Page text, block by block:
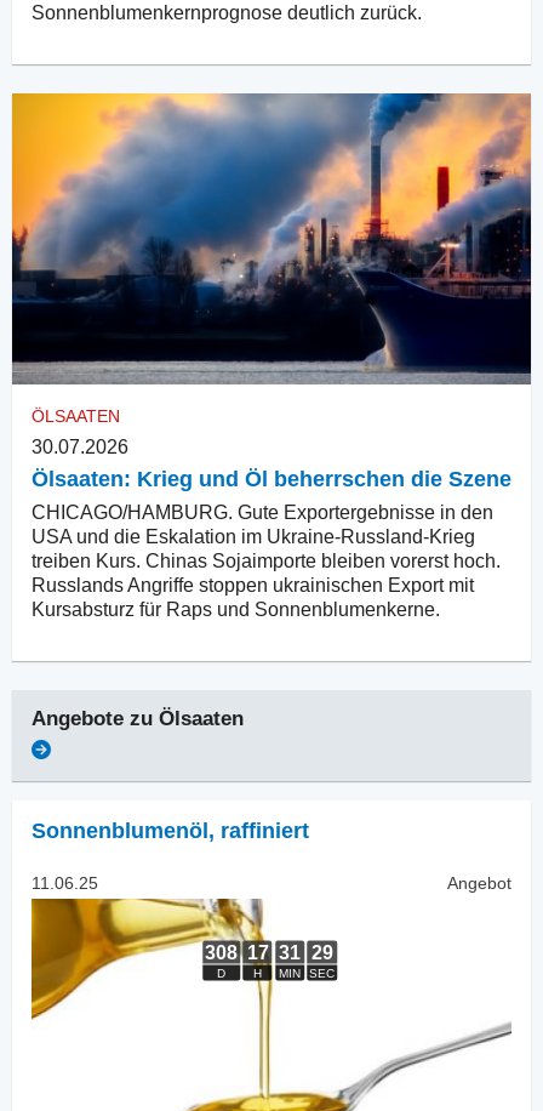
Sonnenblumenkernprognose deutlich zurück.
ÖLSAATEN
30.07.2026
Ölsaaten: Krieg und Öl beherrschen die Szene
CHICAGO/HAMBURG. Gute Exportergebnisse in den
USA und die Eskalation im Ukraine-Russland-Krieg
treiben Kurs. Chinas Sojaimporte bleiben vorerst hoch.
Russlands Angriffe stoppen ukrainischen Export mit
Kursabsturz für Raps und Sonnenblumenkerne.
Angebote zu Ölsaaten
Sonnenblumenöl , raffiniert
11.06.25 Angebot